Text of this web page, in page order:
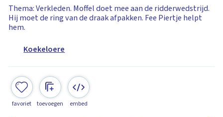
Thema: Verkleden. Moffel doet mee aan de ridderwedstrijd.
Hij moet de ring van de draak afpakken. Fee Piertje helpt
hem.
Koekeloere
favoriet toevoegen embed